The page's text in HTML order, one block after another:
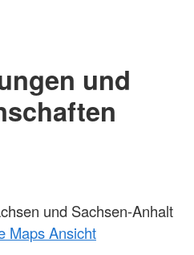
und
und Sachsen-Anhalt
Maps Ansicht